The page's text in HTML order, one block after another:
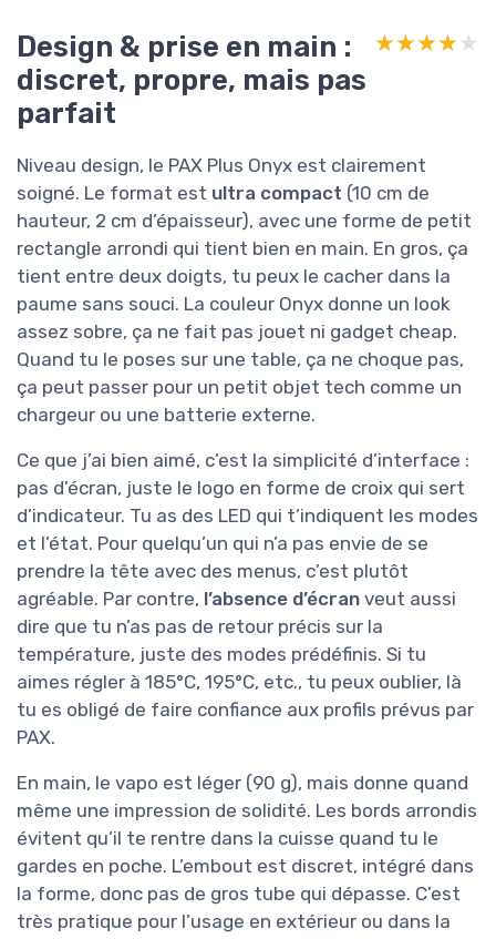
Design & prise en main :
discret, propre, mais pas
parfait
★★★★★
★★★★★
Niveau design, le PAX Plus Onyx est clairement
soigné. Le format est ultra compact (10 cm de
hauteur, 2 cm d’épaisseur), avec une forme de petit
rectangle arrondi qui tient bien en main. En gros, ça
tient entre deux doigts, tu peux le cacher dans la
paume sans souci. La couleur Onyx donne un look
assez sobre, ça ne fait pas jouet ni gadget cheap.
Quand tu le poses sur une table, ça ne choque pas,
ça peut passer pour un petit objet tech comme un
chargeur ou une batterie externe.
Ce que j’ai bien aimé, c’est la simplicité d’interface :
pas d’écran, juste le logo en forme de croix qui sert
d’indicateur. Tu as des LED qui t’indiquent les modes
et l’état. Pour quelqu’un qui n’a pas envie de se
prendre la tête avec des menus, c’est plutôt
agréable. Par contre, l’absence d’écran veut aussi
dire que tu n’as pas de retour précis sur la
température, juste des modes prédéfinis. Si tu
aimes régler à 185°C, 195°C, etc., tu peux oublier, là
tu es obligé de faire confiance aux profils prévus par
PAX.
En main, le vapo est léger (90 g), mais donne quand
même une impression de solidité. Les bords arrondis
évitent qu’il te rentre dans la cuisse quand tu le
gardes en poche. L’embout est discret, intégré dans
la forme, donc pas de gros tube qui dépasse. C’est
très pratique pour l’usage en extérieur ou dans la